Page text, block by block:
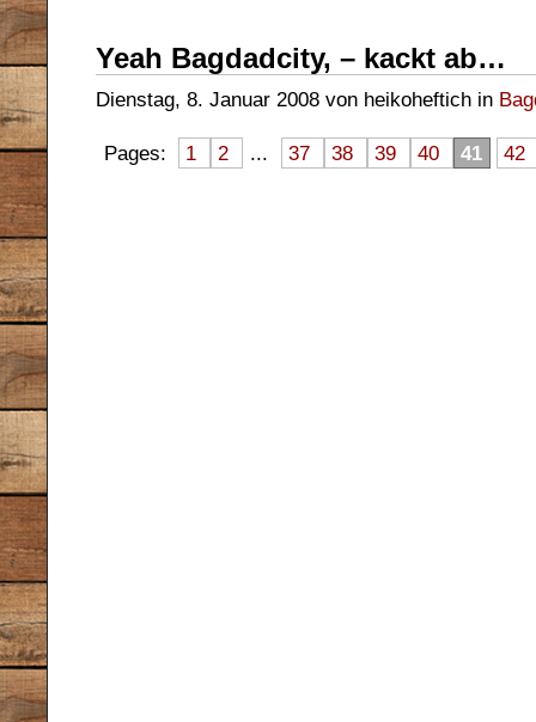
Yeah Bagdadcity, – kackt ab…
Dienstag, 8. Januar 2008 von heikoheftich in
Pages: 1 2 ... 37 38 39 40 41 42